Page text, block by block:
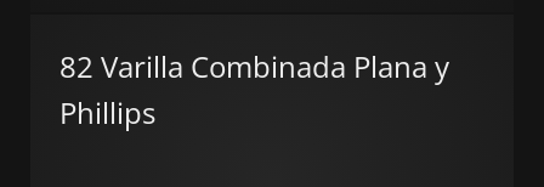
82 Varilla Combinada Plana y
Phillips